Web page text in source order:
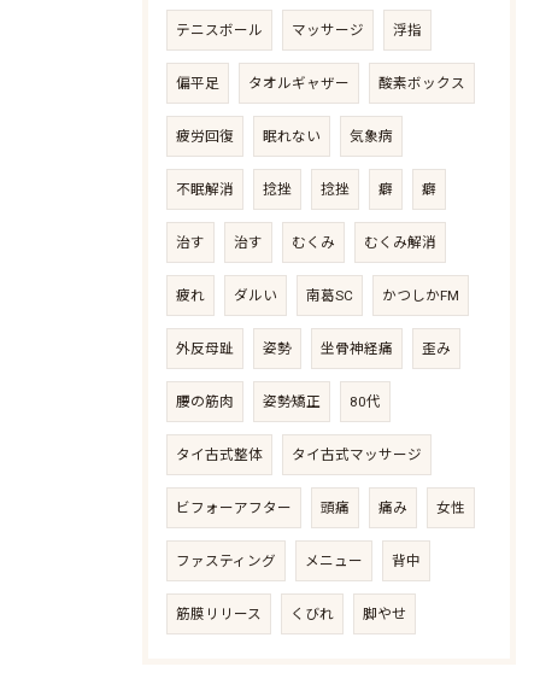
テニスボール マッサージ 浮指
偏平足 タオルギャザー 酸素ボックス
疲労回復 眠れない 気象病
不眠解消 捻挫 捻挫 癖 癖
治す 治す むくみ むくみ解消
疲れ ダルい 南葛SC かつしかFM
外反母趾 姿勢 坐骨神経痛 歪み
腰の筋肉 姿勢矯正 80代
タイ古式整体 タイ古式マッサージ
ビフォーアフター 頭痛 痛み 女性
ファスティング メニュー 背中
筋膜リリース くびれ 脚やせ